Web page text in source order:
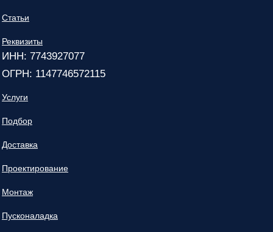
Статьи
Реквизиты
ИНН: 7743927077
ОГРН: 1147746572115
Услуги
Подбор
Доставка
Проектирование
Монтаж
Пусконаладка